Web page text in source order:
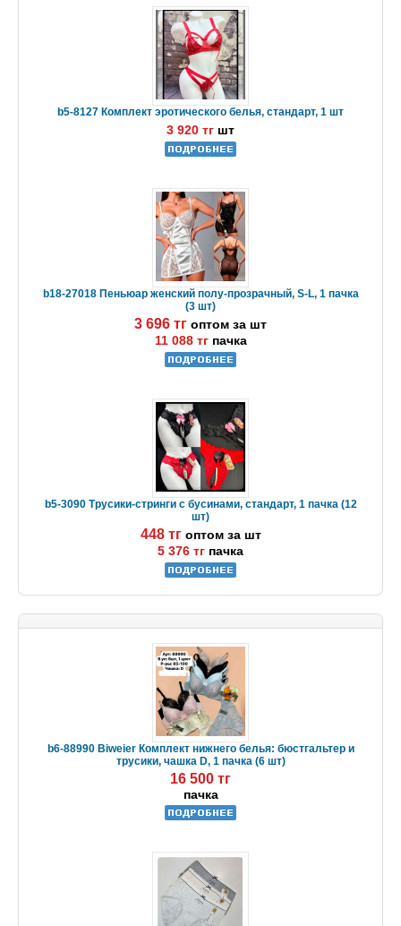
b5-8127 Комплект эротического белья, стандарт, 1 шт
3 920 тг шт
b18-27018 Пеньюар женский полу-прозрачный, S-L, 1 пачка
(3 шт)
3 696 тг оптом за шт
11 088 тг пачка
b5-3090 Трусики-стринги с бусинами, стандарт, 1 пачка (12
шт)
448 тг оптом за шт
5 376 тг пачка
b6-88990 Biweier Комплект нижнего белья: бюстгальтер и
трусики, чашка D, 1 пачка (6 шт)
16 500 тг
пачка